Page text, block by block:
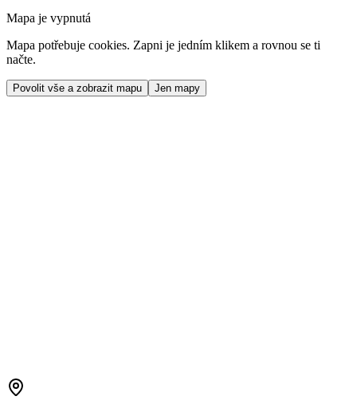
Mapa je vypnutá
Mapa potřebuje cookies. Zapni je jedním klikem a rovnou se ti
načte.
Povolit vše a zobrazit mapu Jen mapy